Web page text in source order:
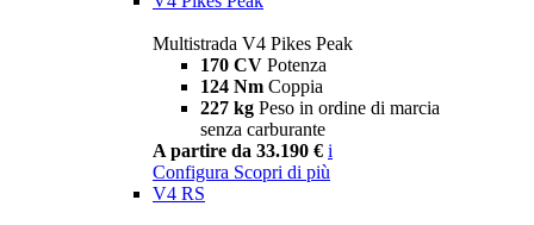
Multistrada V4 Pikes Peak
170 CV Potenza
124 Nm Coppia
227 kg Peso in ordine di marcia
senza carburante
A partire da 33.190 € i
Configura Scopri di più
V4 RS